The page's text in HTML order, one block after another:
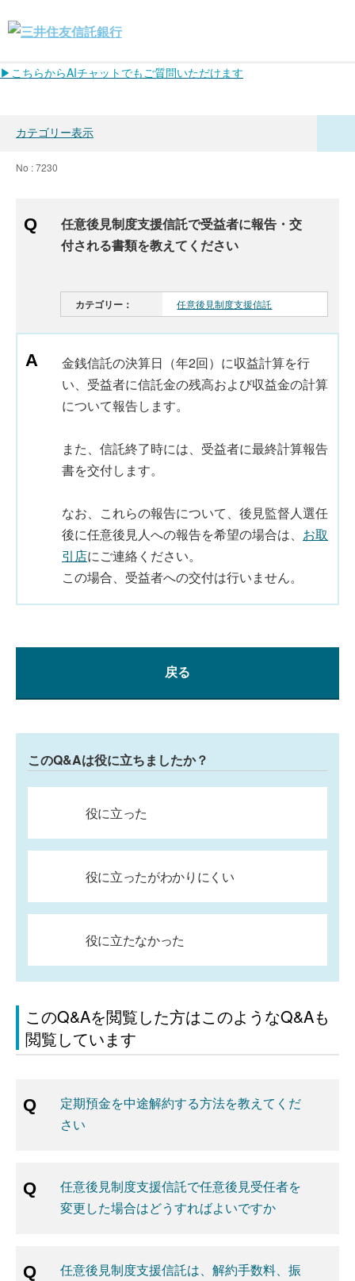
▶こちらからAIチャットでもご質問いただけます
カテゴリー表示
No : 7230
任意後見制度支援信託で受益者に報告・交
付される書類を教えてください
カテゴリー： 任意後見制度支援信託
金銭信託の決算日（年2回）に収益計算を行
い、受益者に信託金の残高および収益金の計算
について報告します。
また、信託終了時には、受益者に最終計算報告
書を交付します。
なお、これらの報告について、後見監督人選任
後に任意後見人への報告を希望の場合は、 お取
引店にご連絡ください。
この場合、受益者への交付は行いません。
戻る
このQ&Aは役に立ちましたか？
役に立った
役に立ったがわかりにくい
役に立たなかった
このQ&Aを閲覧した方はこのようなQ&Aも
閲覧しています
定期預金を中途解約する方法を教えてくだ
さい
任意後見制度支援信託で任意後見受任者を
変更した場合はどうすればよいですか
任意後見制度支援信託は、解約手数料、振